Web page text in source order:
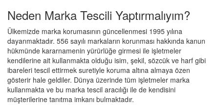
Neden Marka Tescili Yaptırmalıyım?
Ülkemizde marka korumasının güncellenmesi 1995 yılına
dayanmaktadır. 556 sayılı markaların korunması hakkında kanun
hükmünde kararnamenin yürürlüğe girmesi ile işletmeler
kendilerine ait kullanmakta olduğu isim, şekil, sözcük ve harf gibi
ibareleri tescil ettirmek suretiyle koruma altına almaya özen
gösterir hale geldiler. Dünya üzerinde tüm işletmeler marka
kullanmakta ve bu marka tescil aracılığı ile de kendisini
müşterilerine tanıtma imkanı bulmaktadır.